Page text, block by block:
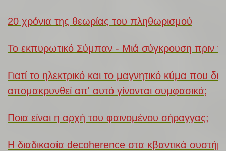
20 χρόνια της θεωρίας του πληθωρισμού
Το εκπυρωτικό Σύμπαν - Μιά σύγκρουση πριν
Γιατί το ηλεκτρικό και το μαγνητικό κύμα που
απομακρυνθεί απ' αυτό γίνονται συμφασικά;
Ποια είναι η αρχή του φαινομένου σήραγγας;
Η διαδικασία decoherence στα κβαντικά